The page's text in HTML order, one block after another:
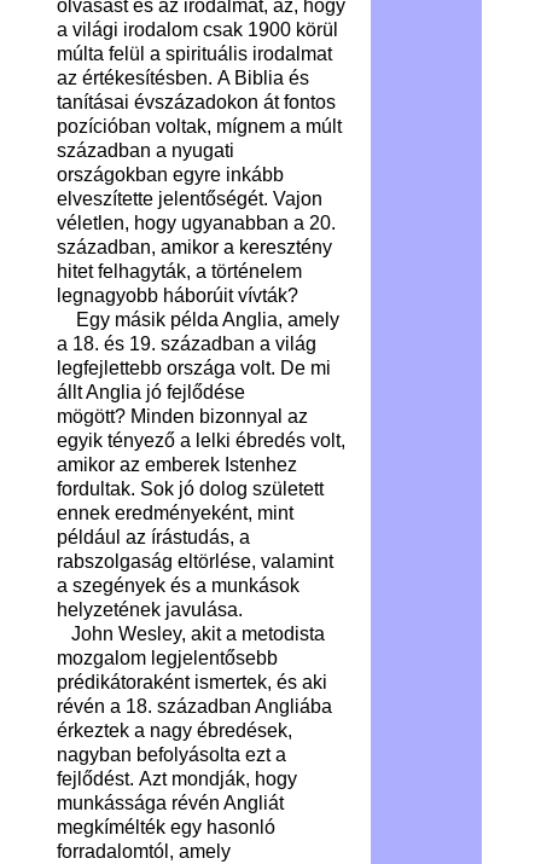
olvasást és az irodalmat, az, hogy
a világi irodalom csak 1900 körül
múlta felül a spirituális irodalmat
az értékesítésben. A Biblia és
tanításai évszázadokon át fontos
pozícióban voltak, mígnem a múlt
században a nyugati
országokban egyre inkább
elveszítette jelentőségét. Vajon
véletlen, hogy ugyanabban a 20.
században, amikor a keresztény
hitet felhagyták, a történelem
legnagyobb háborúit vívták?
Egy másik példa Anglia, amely
a 18. és 19. században a világ
legfejlettebb országa volt. De mi
állt Anglia jó fejlődése
mögött? Minden bizonnyal az
egyik tényező a lelki ébredés volt,
amikor az emberek Istenhez
fordultak. Sok jó dolog született
ennek eredményeként, mint
például az írástudás, a
rabszolgaság eltörlése, valamint
a szegények és a munkások
helyzetének javulása.
John Wesley, akit a metodista
mozgalom legjelentősebb
prédikátoraként ismertek, és aki
révén a 18. században Angliába
érkeztek a nagy ébredések,
nagyban befolyásolta ezt a
fejlődést. Azt mondják, hogy
munkássága révén Angliát
megkímélték egy hasonló
forradalomtól, amely